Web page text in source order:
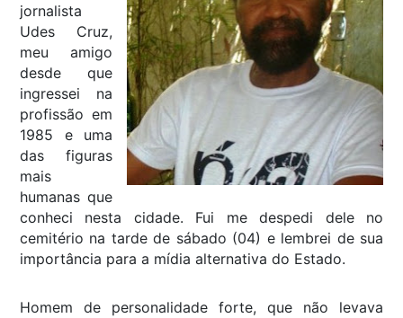
jornalista
Udes Cruz,
meu amigo
desde que
ingressei na
profissão em
1985 e uma
das figuras
mais
humanas que
conheci nesta cidade. Fui me despedi dele no
cemitério na tarde de sábado (04) e lembrei de sua
importância para a mídia alternativa do Estado.
Homem de personalidade forte, que não levava